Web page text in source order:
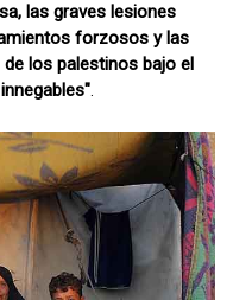
las graves lesiones
forzosos y las
los palestinos bajo el
.